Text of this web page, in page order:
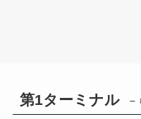
第1ターミナル –